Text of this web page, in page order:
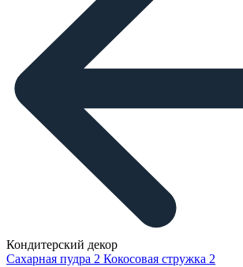
Кондитерский декор
Сахарная пудра 2 Кокосовая стружка 2